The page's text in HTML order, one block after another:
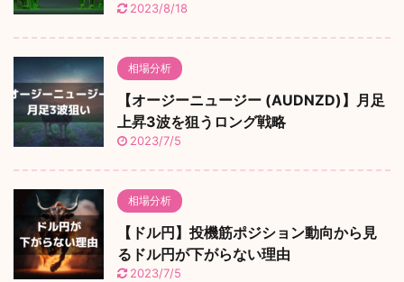
2023/8/18
相場分析
【オージーニュージー (AUDNZD)】月足
上昇3波を狙うロング戦略
2023/7/5
相場分析
【ドル円】投機筋ポジション動向から見
るドル円が下がらない理由
2023/7/5